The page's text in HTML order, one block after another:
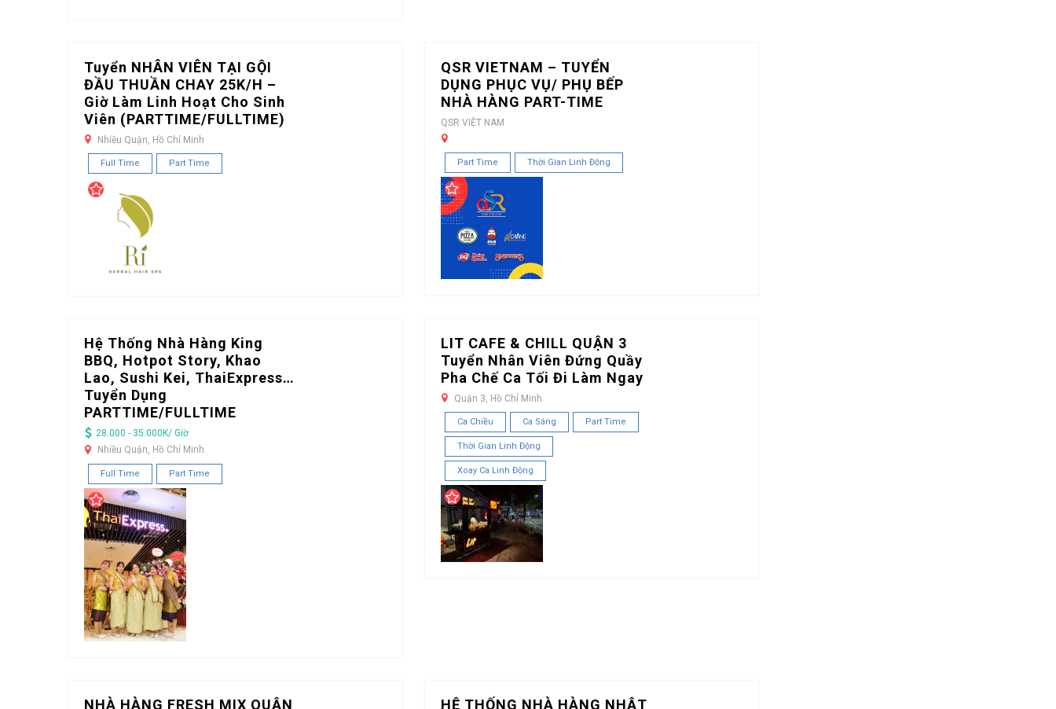
Tuyển NHÂN VIÊN TẠI GỘI
ĐẦU THUẦN CHAY 25K/H –
Giờ Làm Linh Hoạt Cho Sinh
Viên (PARTTIME/FULLTIME)
Nhiều Quận, Hồ Chí Minh
Full Time Part Time
QSR VIETNAM – TUYỂN
DỤNG PHỤC VỤ/ PHỤ BẾP
NHÀ HÀNG PART-TIME
QSR VIỆT NAM
Part Time Thời Gian Linh Động
Hệ Thống Nhà Hàng King
BBQ, Hotpot Story, Khao
Lao, Sushi Kei, ThaiExpress…
Tuyển Dụng
PARTTIME/FULLTIME
28.000 - 35.000K/ Giờ
Nhiều Quận, Hồ Chí Minh
Full Time Part Time
LIT CAFE & CHILL QUẬN 3
Tuyển Nhân Viên Đứng Quầy
Pha Chế Ca Tối Đi Làm Ngay
Quận 3, Hồ Chí Minh
Ca Chiều Ca Sáng Part Time
Thời Gian Linh Động
Xoay Ca Linh Động
NHÀ HÀNG FRESH MIX QUẬN HỆ THỐNG NHÀ HÀNG NHẬT